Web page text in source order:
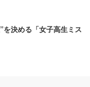
を決める「女子高生ミス